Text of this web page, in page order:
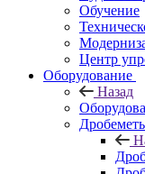
Обучение
Центр
Оборудование
Назад